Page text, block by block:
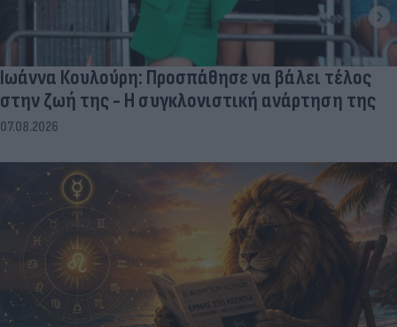
Ιωάννα Κουλούρη: Προσπάθησε να βάλει τέλος
στην ζωή της - Η συγκλονιστική ανάρτηση της
07.08.2026